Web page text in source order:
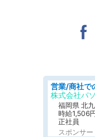
株式会社パ
福岡県 北
時給1,506
正社員
スポンサ